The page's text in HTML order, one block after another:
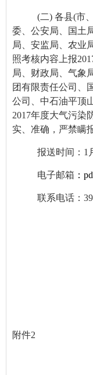
(二) 各县(市
委、公安局、国土
局、安监局、农业
照考核内容上报
局、财政局、气象
团有限责任公司、
公司、中石油平顶
2017年度大气污染
实、准确，严禁瞒
报送时间：1
电子邮箱 ：
联系电话：
附件2